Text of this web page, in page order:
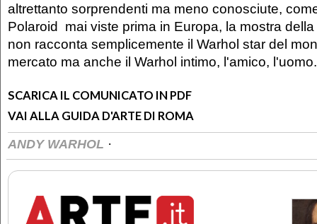
altrettanto sorprendenti ma meno conosciute,
Polaroid mai viste prima in Europa, la mostra
non racconta semplicemente il Warhol star del
mercato ma anche il Warhol intimo, l'amico, l'uomo.
SCARICA IL COMUNICATO IN PDF
VAI ALLA GUIDA D'ARTE DI ROMA
ANDY WARHOL ·